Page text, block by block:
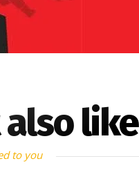
like
to you